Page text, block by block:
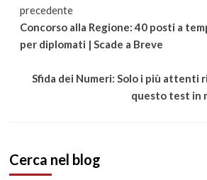
Continua
a
leggere
precedente
Concorso alla Regione: 40 posti a
per diplomati | Scade a Breve
Sfida dei Numeri: Solo i più attenti
questo test in
Cerca nel blog